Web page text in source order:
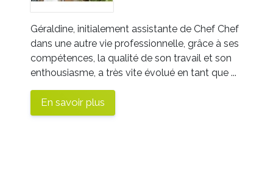
Géraldine, initialement assistante de Chef Chef
dans une autre vie professionnelle, grâce à ses
compétences, la qualité de son travail et son
enthousiasme, a très vite évolué en tant que ...
En savoir plus